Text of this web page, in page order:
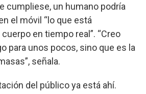
cumpliese, un humano podría
el móvil “lo que está
en tiempo real”. “Creo
para unos pocos, sino que es la
señala.
del público ya está ahí.